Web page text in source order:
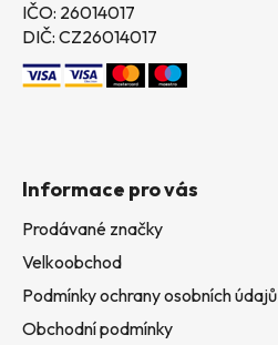
IČO: 26014017
DIČ: CZ26014017
Informace pro vás
Prodávané značky
Velkoobchod
Podmínky ochrany osobních údajů
Obchodní podmínky